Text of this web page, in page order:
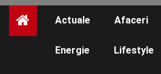
Actuale Afaceri
Energie Lifestyle